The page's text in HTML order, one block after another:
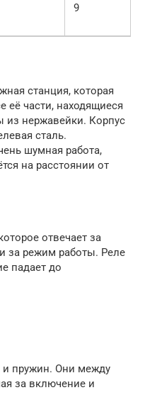
9
станция, которая
её части, находящиеся
из нержавейки. Корпус
сталь.
шумная работа,
на расстоянии от
отвечает за
за режим работы. Реле
падает до
и пружин. Они между
за включение и